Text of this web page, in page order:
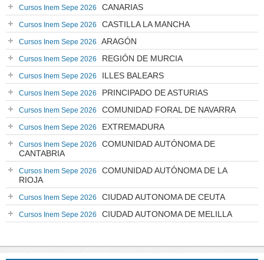
Cursos Inem Sepe 2026 CANARIAS
Cursos Inem Sepe 2026 CASTILLA LA MANCHA
Cursos Inem Sepe 2026 ARAGÓN
Cursos Inem Sepe 2026 REGIÓN DE MURCIA
Cursos Inem Sepe 2026 ILLES BALEARS
Cursos Inem Sepe 2026 PRINCIPADO DE ASTURIAS
Cursos Inem Sepe 2026 COMUNIDAD FORAL DE NAVARRA
Cursos Inem Sepe 2026 EXTREMADURA
Cursos Inem Sepe 2026
COMUNIDAD AUTÓNOMA DE
CANTABRIA
Cursos Inem Sepe 2026
COMUNIDAD AUTÓNOMA DE LA
RIOJA
Cursos Inem Sepe 2026 CIUDAD AUTONOMA DE CEUTA
Cursos Inem Sepe 2026 CIUDAD AUTONOMA DE MELILLA